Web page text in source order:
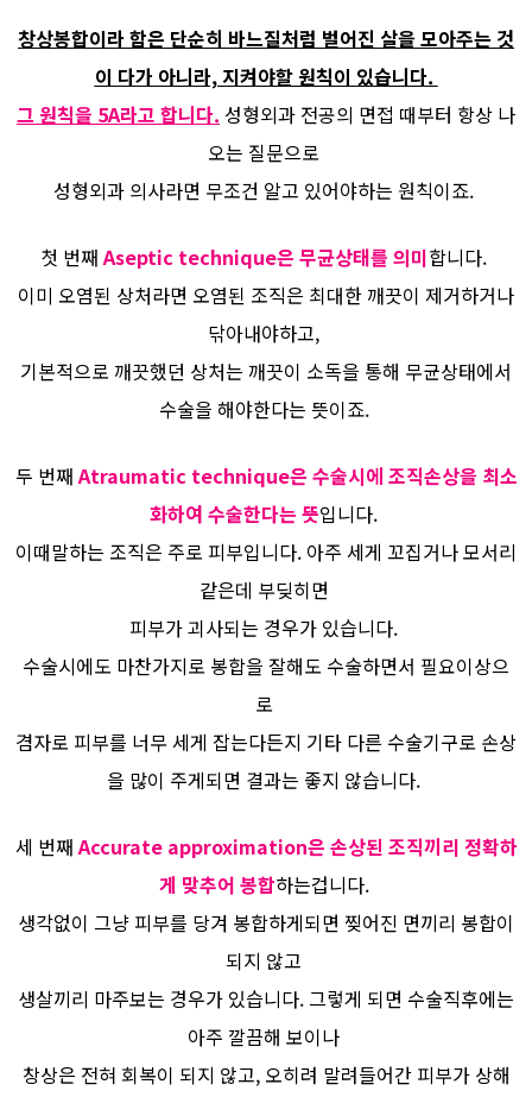
창상봉합이라 함은 단순히 바느질처럼 벌어진 살을 모아주는 것
이 다가 아니라, 지켜야할 원칙이 있습니다.
그 원칙을 5A라고 합니다. 성형외과 전공의 면접 때부터 항상 나
오는 질문으로
성형외과 의사라면 무조건 알고 있어야하는 원칙이죠.
첫 번째Aseptic technique은 무균상태를 의미합니다.
이미 오염된 상처라면 오염된 조직은 최대한 깨끗이 제거하거나
닦아내야하고,
기본적으로 깨끗했던 상처는 깨끗이 소독을 통해 무균상태에서
수술을 해야한다는 뜻이죠.
두 번째Atraumatic technique은 수술시에 조직손상을 최소
화하여 수술한다는 뜻입니다.
이때말하는 조직은 주로 피부입니다. 아주 세게 꼬집거나 모서리
같은데 부딪히면
피부가 괴사되는 경우가 있습니다.
수술시에도 마찬가지로 봉합을 잘해도 수술하면서 필요이상으
로
겸자로 피부를 너무 세게 잡는다든지 기타 다른 수술기구로 손상
을 많이 주게되면 결과는 좋지 않습니다.
세 번째Accurate approximation은 손상된 조직끼리 정확하
게 맞추어 봉합하는겁니다.
생각없이 그냥 피부를 당겨 봉합하게되면 찢어진 면끼리 봉합이
되지 않고
생살끼리 마주보는 경우가 있습니다. 그렇게 되면 수술직후에는
아주 깔끔해 보이나
창상은 전혀 회복이 되지 않고, 오히려 말려들어간 피부가 상해